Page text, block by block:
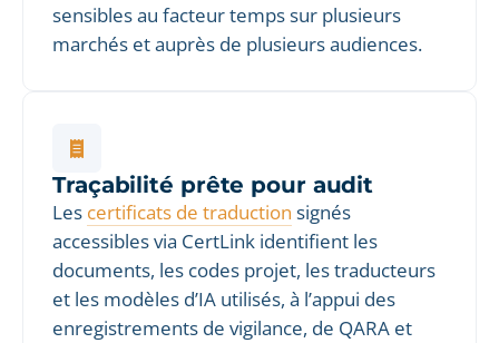
sensibles au facteur temps sur plusieurs
marchés et auprès de plusieurs audiences.
Traçabilité prête pour audit
Les certificats de traduction signés
accessibles via CertLink identifient les
documents, les codes projet, les traducteurs
et les modèles d’IA utilisés, à l’appui des
enregistrements de vigilance, de QARA et